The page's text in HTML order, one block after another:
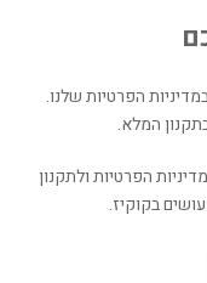
(כחדש! המחיר כולל…
הפרטיות שלנו.
המלא.
הפרטיות ולתקנון
בקוקיז.